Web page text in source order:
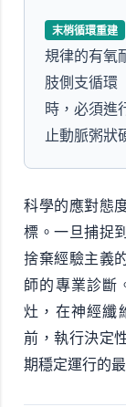
末梢循環重建
規律的有氧
肢側支循環
時，必須進
止動脈粥狀
科學的應對態
標。一旦捕捉
捨棄經驗主義
師的專業診斷
灶，在神經纖
前，執行決定
期穩定運行的